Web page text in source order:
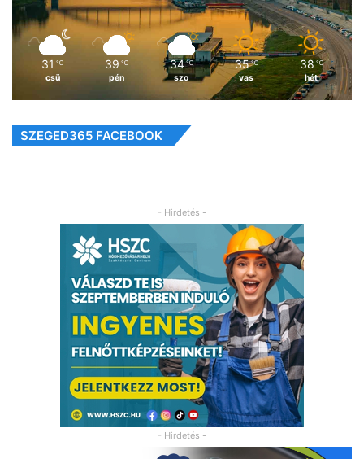
31 ℃
csü
39 ℃
pén
34 ℃
szo
35 ℃
vas
38 ℃
hét
SZEGED365 FACEBOOK
- Hirdetés -
- Hirdetés -